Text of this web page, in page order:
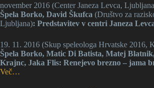
november 2016 (Center Janeza Levca,
Špela Borko, David Škufca (Društvo za
Ljubljana): Predstavitev v centri Janeza
19. 11. 2016 (Skup speleologa Hrvatske 2016,
Špela Borko, Matic Di Batista, Matej
Krajnc, Jaka Flis: Renejevo brezno – jama
Več…